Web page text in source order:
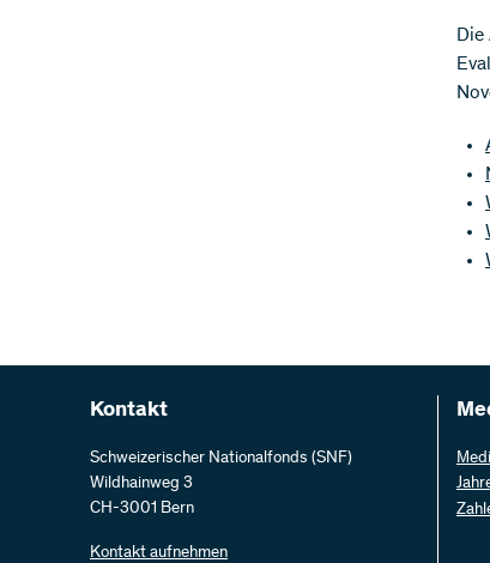
Die
Kontakt
Schweizerischer Nationalfonds (SNF)
Wildhainweg 3
CH-3001 Bern
Kontakt aufnehmen